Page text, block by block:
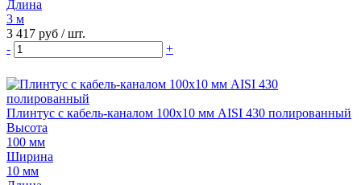
Длина
3 м
3 417 руб / шт.
-
+
Плинтус с кабель-каналом 100х10 мм AISI 430 полированный
Высота
100 мм
Ширина
10 мм